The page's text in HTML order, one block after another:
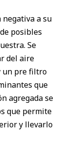
negativa a su
posibles
Se
del aire
un pre filtro
que
agregada se
que permite
y llevarlo